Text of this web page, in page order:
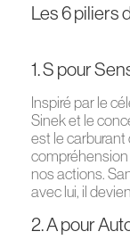
Les 6 piliers
1. S pour
Inspiré par le
Sinek et le
est le carburant
compréhension
nos actions.
avec lui, il
2. A pour